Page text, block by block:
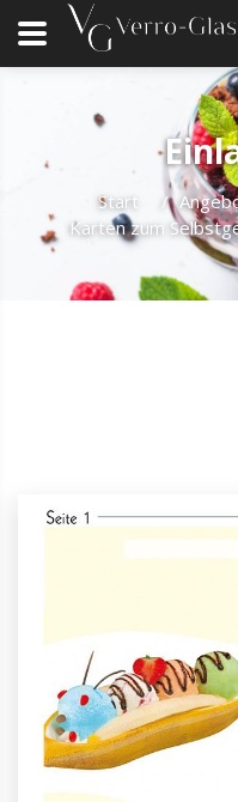
Start /
Karten zum